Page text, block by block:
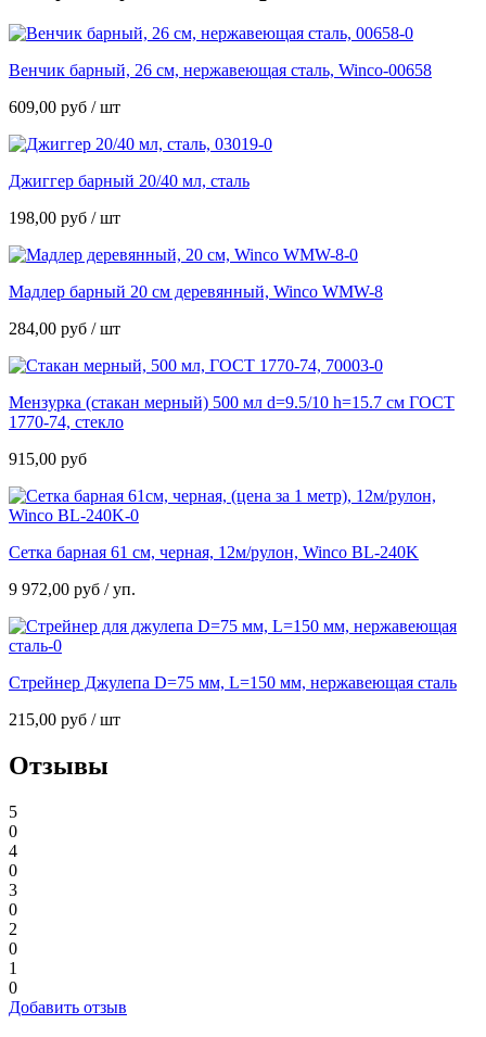
Венчик барный, 26 см, нержавеющая сталь, Winco-00658
609,00 руб / шт
Джиггер барный 20/40 мл, сталь
198,00 руб / шт
Мадлер барный 20 см деревянный, Winco WMW-8
284,00 руб / шт
Мензурка (стакан мерный) 500 мл d=9.5/10 h=15.7 см ГОСТ
1770-74, стекло
915,00 руб
Сетка барная 61 см, черная, 12м/рулон, Winco BL-240K
9 972,00 руб / уп.
Стрейнер Джулепа D=75 мм, L=150 мм, нержавеющая сталь
215,00 руб / шт
Отзывы
5
0
4
0
3
0
2
0
1
0
Добавить отзыв